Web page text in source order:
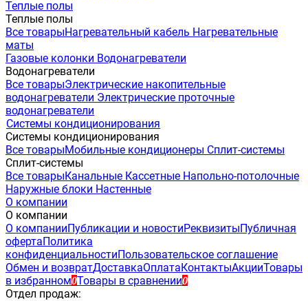
Теплые полы
Теплые полы
Все товарыНагревательный кабель Нагревательные
маты
Газовые колонки Водонагреватели
Водонагреватели
Все товарыЭлектрические накопительные
водонагреватели Электрические проточные
водонагреватели
Системы кондиционирования
Системы кондиционирования
Все товарыМобильные кондиционеры Сплит-системы
Сплит-системы
Все товарыКанальные Кассетные Напольно-потолочные
Наружные блоки Настенные
О компании
О компании
О компанииПубликации и новостиРеквизитыПубличная
офертаПолитика
конфиденциальностиПользовательское соглашение
Обмен и возвратДоставкаОплатаКонтактыАкцииТовары
в избранном0Товары в сравнении0
Отдел продаж: